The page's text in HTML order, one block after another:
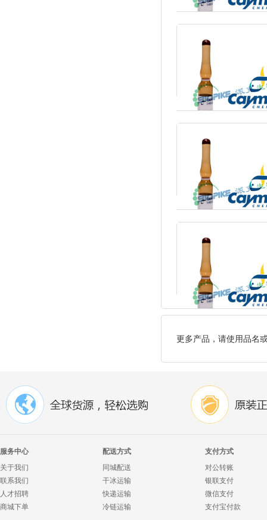
更多产品，请使用品名
服务中心
关于我们
联系我们
人才招聘
商城下单
配送方式
同城配送
干冰运输
快递运输
冷链运输
支付方式
对公转账
银联支付
微信支付
支付宝付款